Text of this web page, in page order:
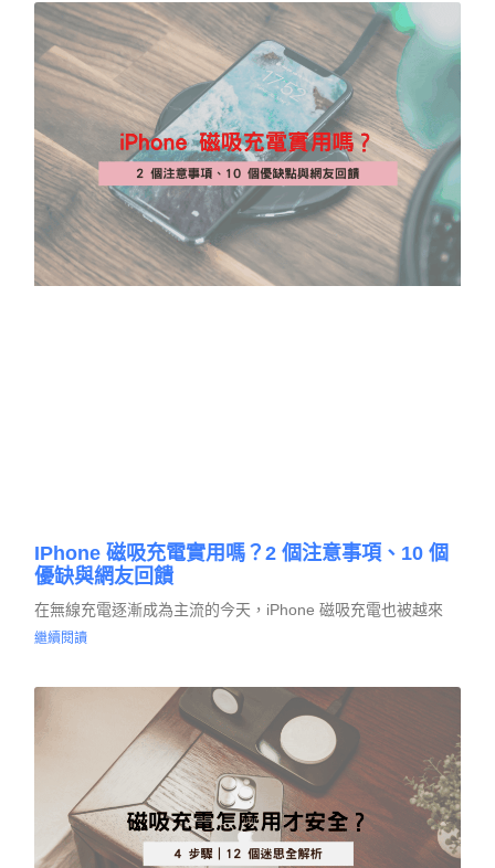
IPhone 磁吸充電實用嗎？2 個注意事項、10 個
優缺與網友回饋
在無線充電逐漸成為主流的今天，iPhone 磁吸充電也被越來
繼續閱讀